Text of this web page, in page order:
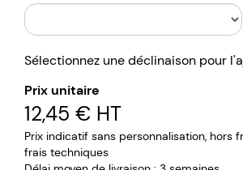
Sélectionnez une déclinaison pour
Prix unitaire
12,45 € HT
Prix indicatif sans personnalisation, hors
frais techniques